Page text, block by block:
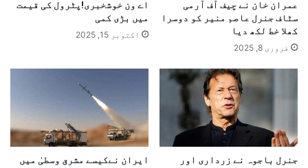
عمران خان نے چیف آف آرمی
سٹاف جنرل عاصم منیر کو دوسرا
کھلا خط لکھ دیا
فروری 8, 2025
اے ون خوشخبری!پٹرول کی قیمت
میں بڑی کمی
اکتوبر 15, 2025
جنرل باجوہ نے زرداری اور
ایران نےکیسے مشرق وسطیٰ میں